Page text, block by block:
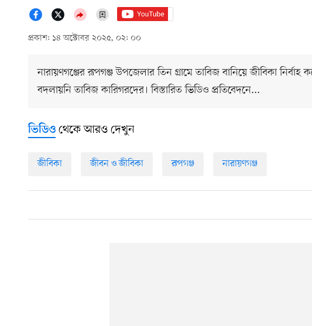
প্রকাশ: ১৪ অক্টোবর ২০২৫, ০২: ০০
নারায়ণগঞ্জের রূপগঞ্জ উপজেলার তিন গ্রামে তাবিজ বানিয়ে জীবিকা
বদলায়নি তাবিজ কারিগরদের। বিস্তারিত ভিডিও প্রতিবেদনে...
ভিডিও থেকে আরও দেখুন
জীবিকা জীবন ও জীবিকা রূপগঞ্জ নারায়ণগঞ্জ